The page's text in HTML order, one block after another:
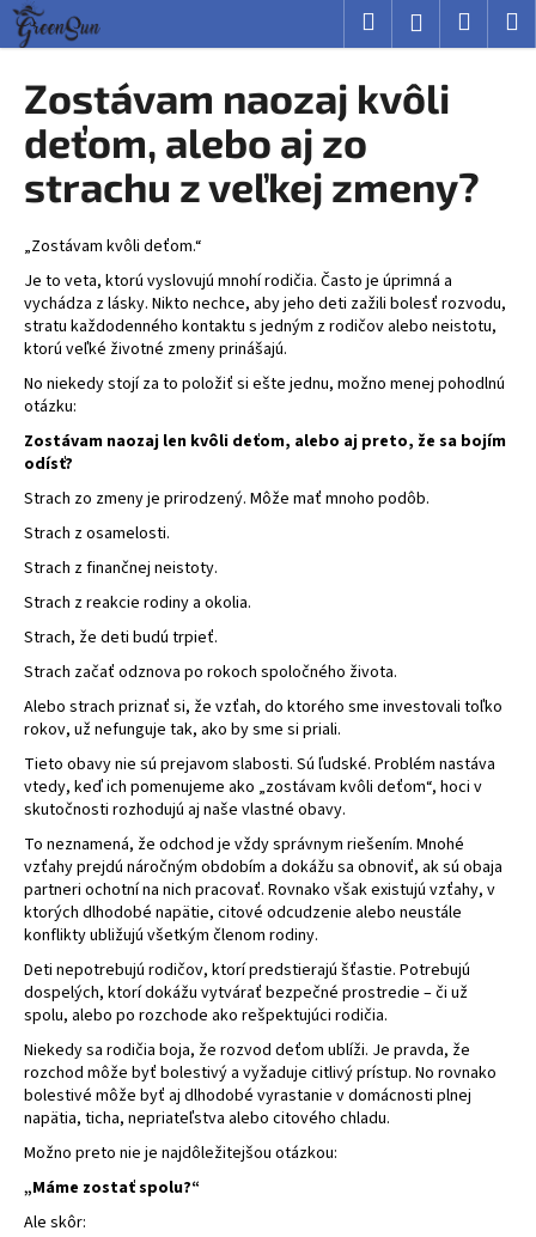
Prejsť
obsah
Hľadať Prihlásenie
Zostávam naozaj kvôli
deťom, alebo aj zo
strachu z veľkej zmeny?
„Zostávam kvôli deťom.“
Je to veta, ktorú vyslovujú mnohí rodičia. Často je úprimná a
vychádza z lásky. Nikto nechce, aby jeho deti zažili bolesť rozvodu,
stratu každodenného kontaktu s jedným z rodičov alebo neistotu,
ktorú veľké životné zmeny prinášajú.
No niekedy stojí za to položiť si ešte jednu, možno menej pohodlnú
otázku:
Zostávam naozaj len kvôli deťom, alebo aj preto, že sa bojím
odísť?
Strach zo zmeny je prirodzený. Môže mať mnoho podôb.
Strach z osamelosti.
Strach z finančnej neistoty.
Strach z reakcie rodiny a okolia.
Strach, že deti budú trpieť.
Strach začať odznova po rokoch spoločného života.
Alebo strach priznať si, že vzťah, do ktorého sme investovali toľko
rokov, už nefunguje tak, ako by sme si priali.
Tieto obavy nie sú prejavom slabosti. Sú ľudské. Problém nastáva
vtedy, keď ich pomenujeme ako „zostávam kvôli deťom“, hoci v
skutočnosti rozhodujú aj naše vlastné obavy.
To neznamená, že odchod je vždy správnym riešením. Mnohé
vzťahy prejdú náročným obdobím a dokážu sa obnoviť, ak sú obaja
partneri ochotní na nich pracovať. Rovnako však existujú vzťahy, v
ktorých dlhodobé napätie, citové odcudzenie alebo neustále
konflikty ubližujú všetkým členom rodiny.
Deti nepotrebujú rodičov, ktorí predstierajú šťastie. Potrebujú
dospelých, ktorí dokážu vytvárať bezpečné prostredie – či už
spolu, alebo po rozchode ako rešpektujúci rodičia.
Niekedy sa rodičia boja, že rozvod deťom ublíži. Je pravda, že
rozchod môže byť bolestivý a vyžaduje citlivý prístup. No rovnako
bolestivé môže byť aj dlhodobé vyrastanie v domácnosti plnej
napätia, ticha, nepriateľstva alebo citového chladu.
Možno preto nie je najdôležitejšou otázkou:
„Máme zostať spolu?“
Ale skôr:
K
o
Č
o
p
t
r
e
b
u
j
e
t
e
n
á
j
s
ť
?
HĽADAŤ